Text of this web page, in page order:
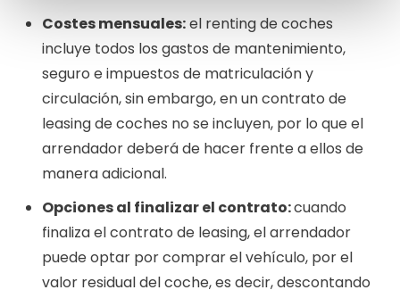
Costes mensuales:el renting de coches
incluye todos los gastos de mantenimiento,
seguro e impuestos de matriculación y
circulación, sin embargo, en un contrato de
leasing de coches no se incluyen, por lo que el
arrendador deberá de hacer frente a ellos de
manera adicional.
Opciones al finalizar el contrato:cuando
finaliza el contrato de leasing, el arrendador
puede optar por comprar el vehículo, por el
valor residual del coche, es decir, descontando